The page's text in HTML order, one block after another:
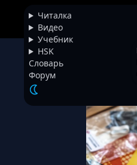
Читалка
Видео
Учебник
HSK
Словарь
Форум
Chinese